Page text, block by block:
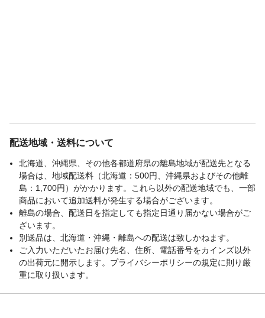
配送地域・送料について
北海道、沖縄県、その他各都道府県の離島地域が配送先となる
場合は、地域配送料（北海道：500円、沖縄県およびその他離
島：1,700円）がかかります。これら以外の配送地域でも、一部
商品において追加送料が発生する場合がございます。
離島の場合、配送日を指定しても指定日通り届かない場合がご
ざいます。
別送品は、北海道・沖縄・離島への配送は致しかねます。
ご入力いただいたお届け先名、住所、電話番号をカインズ以外
の出荷元に開示します。プライバシーポリシーの規定に則り厳
重に取り扱います。